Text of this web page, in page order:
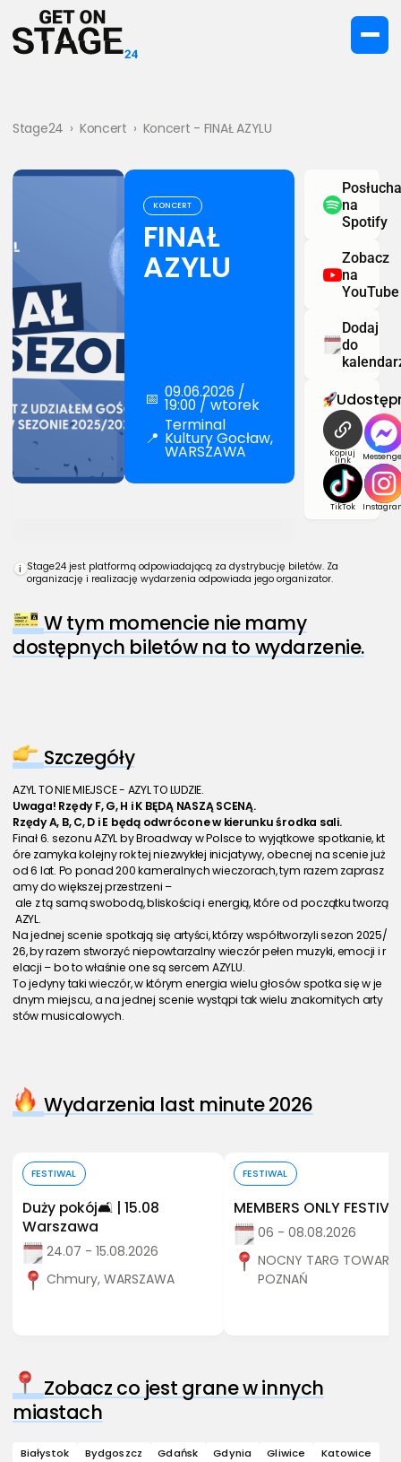
Stage24 › Koncert › Koncert - FINAŁ AZYLU
KONCERT
FINAŁ
AZYLU
📅 09.06.2026 /
19:00 / wtorek
📍
Terminal
Kultury Gocław,
WARSZAWA
na
Spotify
Zobacz
na
YouTube
Dodaj
do
Kopiuj
link
TikTok
i Stage24 jest platformą odpowiadającą za dystrybucję biletów. Za
organizację i realizację wydarzenia odpowiada jego organizator.
W tym momencie nie mamy
dostępnych biletów na to wydarzenie.
Szczegóły
AZYL TO NIE MIEJSCE - AZYL TO LUDZIE.
Uwaga! Rzędy F, G, H i K BĘDĄ NASZĄ SCENĄ.
Rzędy A, B, C, D i E będą odwrócone w kierunku środka sali.
Finał 6. sezonu AZYL by Broadway w Polsce to wyjątkowe spotkanie, kt
óre zamyka kolejny rok tej niezwykłej inicjatywy, obecnej na scenie już
od 6 lat. Po ponad 200 kameralnych wieczorach, tym razem zaprasz
amy do większej przestrzeni –
ale z tą samą swobodą, bliskością i energią, które od początku tworzą
AZYL.
Na jednej scenie spotkają się artyści, którzy współtworzyli sezon 2025/
26, by razem stworzyć niepowtarzalny wieczór pełen muzyki, emocji i r
elacji – bo to właśnie one są sercem AZYLU.
To jedyny taki wieczór, w którym energia wielu głosów spotka się w je
dnym miejscu, a na jednej scenie wystąpi tak wielu znakomitych arty
stów musicalowych.
Wydarzenia last minute 2026
FESTIWAL
Duży pokój🛋️ | 15.08
Warszawa
24.07 - 15.08.2026
Chmury, WARSZAWA
FESTIWAL
MEMBERS ONLY
06 - 08.08.2026
NOCNY TARG
POZNAŃ
Zobacz co jest grane w innych
miastach
Białystok Bydgoszcz Gdańsk Gdynia Gliwice
Katowice